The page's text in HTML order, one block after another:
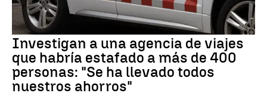
Investigan a una agencia de viajes
que habría estafado a más de 400
personas: "Se ha llevado todos
nuestros ahorros"